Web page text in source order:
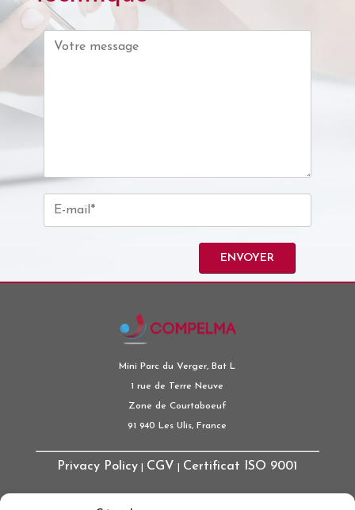
Mini Parc du Verger, Bat L
1 rue de Terre Neuve
Zone de Courtaboeuf
91 940 Les Ulis, France
Privacy Policy CGV Certificat ISO 9001